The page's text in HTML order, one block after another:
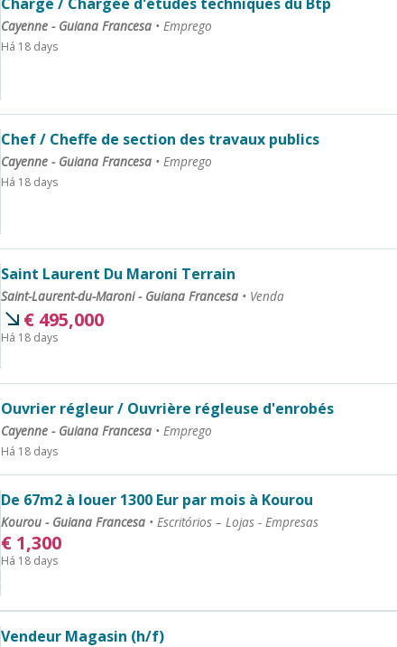
Cayenne - Guiana Francesa • Emprego
Há 18 days
Chef / Cheffe de section des travaux publics
Cayenne - Guiana Francesa • Emprego
Há 18 days
Saint Laurent Du Maroni Terrain
Saint-Laurent-du-Maroni - Guiana Francesa • Venda
€ 495,000
Há 18 days
Ouvrier régleur / Ouvrière régleuse d'enrobés
Cayenne - Guiana Francesa • Emprego
Há 18 days
De 67m2 à louer 1300 Eur par mois à Kourou
Kourou - Guiana Francesa • Escritórios – Lojas - Empresas
€ 1,300
Há 18 days
Vendeur Magasin (h/f)